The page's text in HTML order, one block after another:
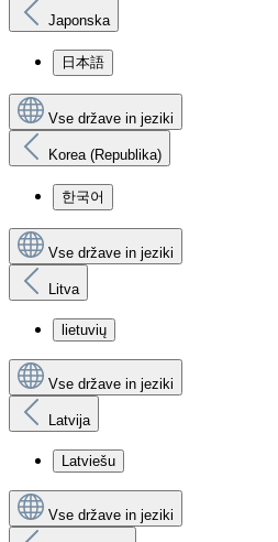
Japonska
日本語
Vse države in jeziki
Korea (Republika)
한국어
Vse države in jeziki
Litva
lietuvių
Vse države in jeziki
Latvija
Latviešu
Vse države in jeziki